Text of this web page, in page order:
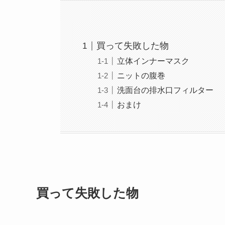
買って失敗した物
立体インナーマスク
ニットの腹巻
洗面台の排水口フィルター
おまけ
買って失敗した物